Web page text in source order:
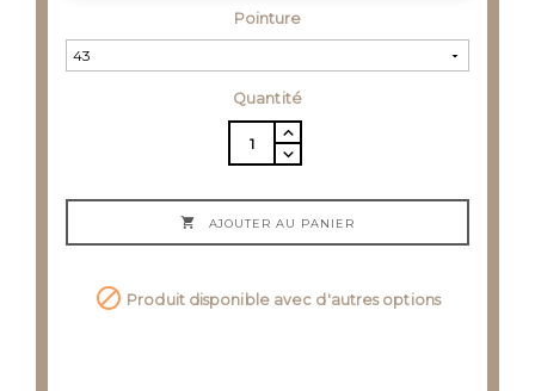
Pointure
Quantité
 AJOUTER AU PANIER
 Produit disponible avec d'autres options